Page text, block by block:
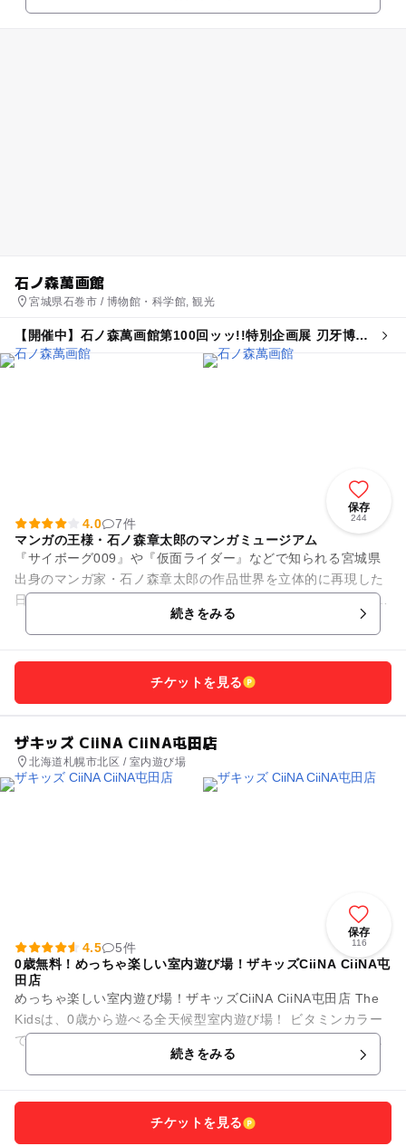
石ノ森萬画館
宮城県石巻市 / 博物館・科学館, 観光
【開催中】石ノ森萬画館第100回ッッ!!特別企画展 刃牙博ッ
ッ!!
保存
244
4.0
7件
マンガの王様・石ノ森章太郎のマンガミュージアム
『サイボーグ009』や『仮面ライダー』などで知られる宮城県
出身のマンガ家・石ノ森章太郎の作品世界を立体的に再現した
日本最大級のマンガミュージアム。 貴重な原画の展示をはじ
め、作品ごとにコーナー...続きをみる
チケットを見る
ザキッズ CiiNA CiiNA屯田店
北海道札幌市北区 / 室内遊び場
保存
116
4.5
5件
0歳無料！めっちゃ楽しい室内遊び場！ザキッズCiiNA CiiNA屯
田店
めっちゃ楽しい室内遊び場！ザキッズCiiNA CiiNA屯田店 The
Kidsは、0歳から遊べる全天候型室内遊び場！ ビタミンカラー
で彩られた施設内には、幼児から小学生の子供がワクワクす
続きをみる
チケットを見る